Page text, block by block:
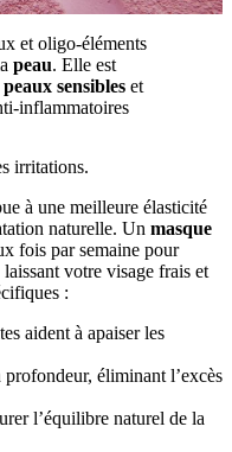
et oligo-éléments
peau. Elle est
peaux sensibleset
inflammatoires
irritations.
à une meilleure élasticité
naturelle. Un masque
fois par semaine pour
votre visage frais et
:
aident à apaiser les
éliminant l’excès
l’équilibre naturel de la